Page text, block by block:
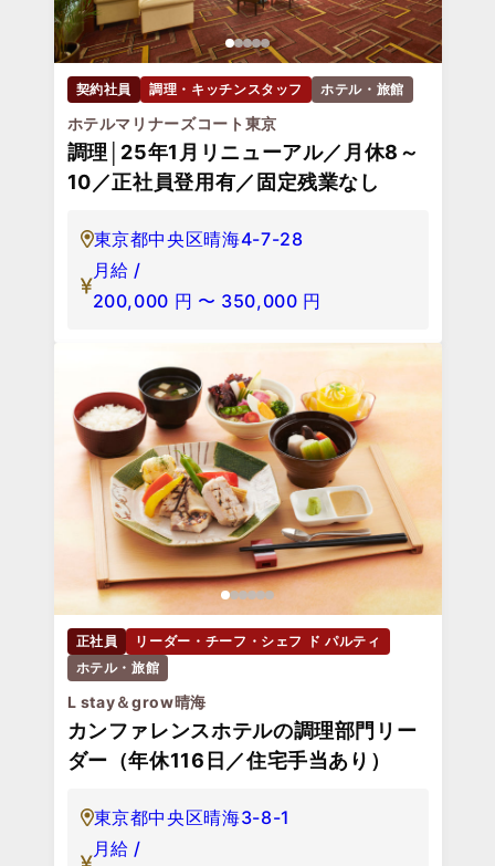
契約社員 調理・キッチンスタッフ ホテル・旅館
ホテルマリナーズコート東京
調理│25年1月リニューアル／月休8～
10／正社員登用有／固定残業なし
東京都中央区晴海4-7-28
月給 /
200,000 円 〜 350,000 円
正社員
リーダー・チーフ・シェフ ド パルティ
ホテル・旅館
L stay＆grow晴海
カンファレンスホテルの調理部門リー
ダー（年休116日／住宅手当あり）
東京都中央区晴海3-8-1
月給 /